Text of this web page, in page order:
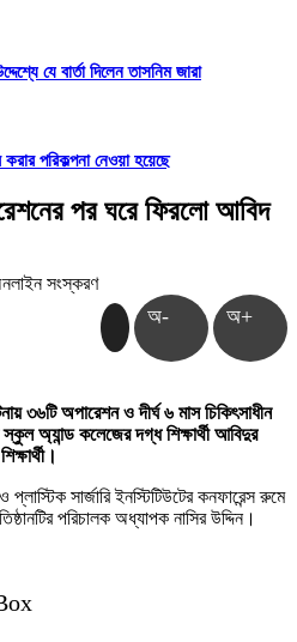
যে বার্তা দিলেন তাসনিম জারা
করার পরিকল্পনা নেওয়া হয়েছে
পর ঘরে ফিরলো আবিদ
সংস্করণ
অ- অ+
৩৬টি অপারেশন ও দীর্ঘ ৬ মাস চিকিৎসাধীন
অ্যান্ড কলেজের দগ্ধ শিক্ষার্থী আবিদুর
সার্জারি ইনস্টিটিউটের কনফারেন্স রুমে
পরিচালক অধ্যাপক নাসির উদ্দিন।